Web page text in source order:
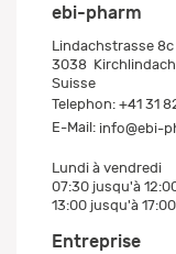
ebi-pharm
Lindachstrasse 8c
3038 Kirchlindach
Suisse
Telephon: +41 31
E-Mail: info@ebi-
Lundi à vendredi
07:30 jusqu'à
13:00 jusqu'à
Entreprise